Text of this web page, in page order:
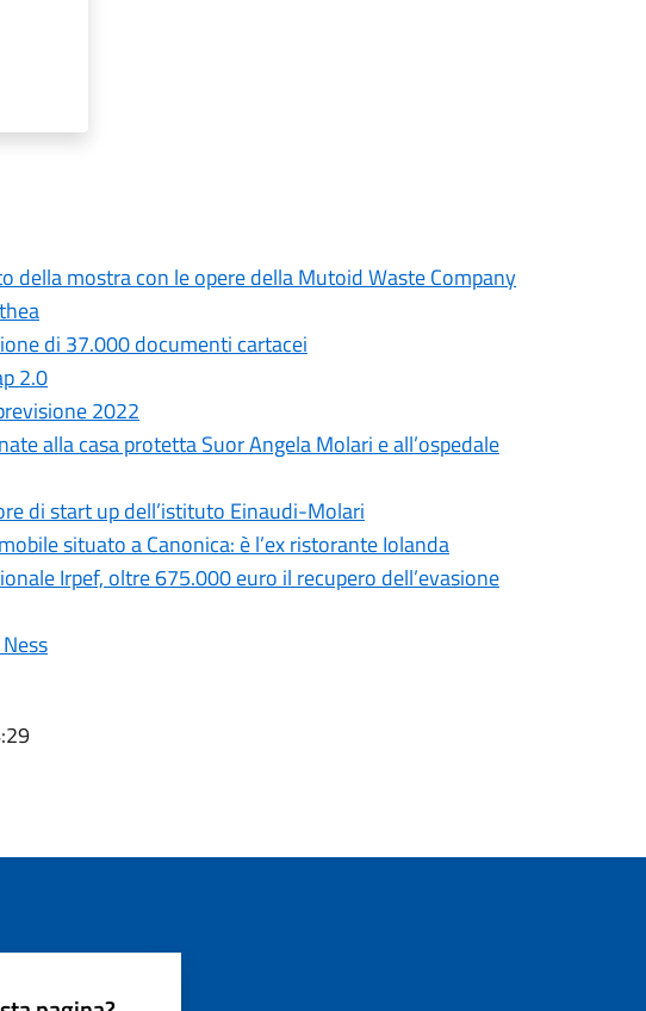
della mostra con le opere della Mutoid Waste Company
di 37.000 documenti cartacei
2.0
2022
alla casa protetta Suor Angela Molari e all’ospedale
di start up dell’istituto Einaudi-Molari
situato a Canonica: è l’ex ristorante Iolanda
Irpef, oltre 675.000 euro il recupero dell’evasione